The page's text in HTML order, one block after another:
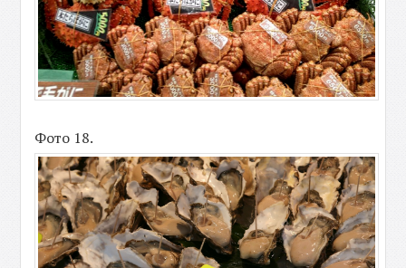
Фото 18.